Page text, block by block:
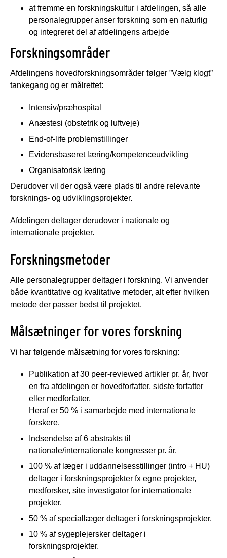
at fremme en forskningskultur i afdelingen, så alle
personalegrupper anser forskning som en naturlig
og integreret del af afdelingens arbejde
Forskningsområder
Afdelingens hovedforskningsområder følger ”Vælg klogt”
tankegang og er målrettet:
Intensiv/præhospital
Anæstesi (obstetrik og luftveje)
End-of-life problemstillinger
Evidensbaseret læring/kompetenceudvikling
Organisatorisk læring
Derudover vil der også være plads til andre relevante
forsknings- og udviklingsprojekter.
Afdelingen deltager derudover i nationale og
internationale projekter.
Forskningsmetoder
Alle personalegrupper deltager i forskning. Vi anvender
både kvantitative og kvalitative metoder, alt efter hvilken
metode der passer bedst til projektet.
Målsætninger for vores forskning
Vi har følgende målsætning for vores forskning:
Publikation af 30 peer-reviewed artikler pr. år, hvor
en fra afdelingen er hovedforfatter, sidste forfatter
eller medforfatter.
Heraf er 50 % i samarbejde med internationale
forskere.
Indsendelse af 6 abstrakts til
nationale/internationale kongresser pr. år.
100 % af læger i uddannelsesstillinger (intro + HU)
deltager i forskningsprojekter fx egne projekter,
medforsker, site investigator for internationale
projekter.
50 % af speciallæger deltager i forskningsprojekter.
10 % af sygeplejersker deltager i
forskningsprojekter.